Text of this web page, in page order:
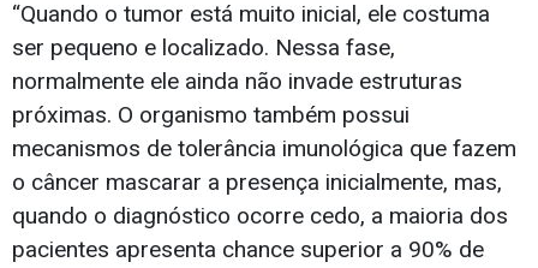
“Quando o tumor está muito inicial, ele costuma
ser pequeno e localizado. Nessa fase,
normalmente ele ainda não invade estruturas
próximas. O organismo também possui
mecanismos de tolerância imunológica que fazem
o câncer mascarar a presença inicialmente, mas,
quando o diagnóstico ocorre cedo, a maioria dos
pacientes apresenta chance superior a 90% de